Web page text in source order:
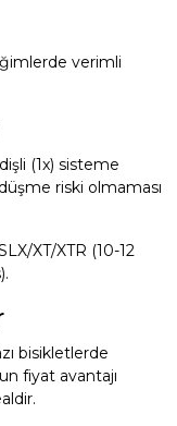
verimli
(1x) sisteme
riski olmaması
XT/XTR (10-12
bisikletlerde
fiyat avantajı